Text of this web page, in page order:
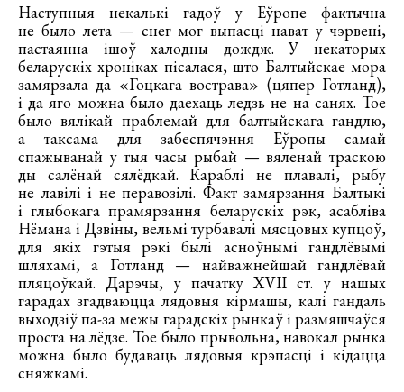
Наступныя некалькі гадоў у Еўропе фактычна
не было лета — снег мог выпасці нават у чэрвені,
пастаянна ішоў халодны дождж. У некаторых
беларускіх хроніках пісалася, што Балтыйскае мора
замярзала да «Гоцкага вострава» (цяпер Готланд),
і да яго можна было даехаць ледзь не на санях. Тое
было вялікай праблемай для балтыйскага гандлю,
а таксама для забеспячэння Еўропы самай
спажыванай у тыя часы рыбай — вяленай траскою
ды салёнай сялёдкай. Караблі не плавалі, рыбу
не лавілі і не перавозілі. Факт замярзання Балтыкі
і глыбокага прамярзання беларускіх рэк, асабліва
Нёмана і Дзвіны, вельмі турбавалі мясцовых купцоў,
для якіх гэтыя рэкі былі асноўнымі гандлёвымі
шляхамі, а Готланд — найважнейшай гандлёвай
пляцоўкай. Дарэчы, у пачатку XVII ст. у нашых
гарадах згадваюцца лядовыя кірмашы, калі гандаль
выходзіў па-за межы гарадскіх рынкаў і размяшчаўся
проста на лёдзе. Тое было прывольна, навокал рынка
можна было будаваць лядовыя крэпасці і кідацца
сняжкамі.